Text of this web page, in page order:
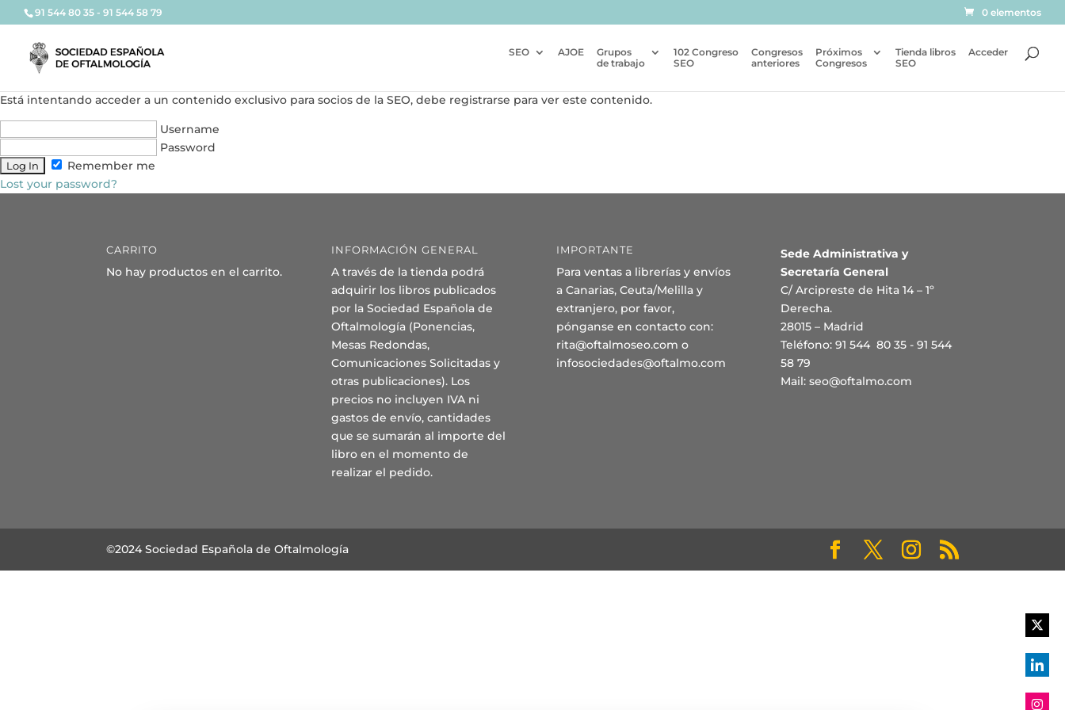
91 544 80 35 - 91 544 58 79 0 elementos
SEO AJOE
Grupos
de trabajo
102 Congreso
SEO
Congresos
anteriores
Próximos
Congresos
Tienda libros
SEO
Acceder
Está intentando acceder a un contenido exclusivo para socios de la SEO, debe registrarse para ver este contenido.
Username
Password
Remember me
Lost your password?
CARRITO
No hay productos en el carrito.
INFORMACIÓN GENERAL
A través de la tienda podrá
adquirir los libros publicados
por la Sociedad Española de
Oftalmología (Ponencias,
Mesas Redondas,
Comunicaciones Solicitadas y
otras publicaciones). Los
precios no incluyen IVA ni
gastos de envío, cantidades
que se sumarán al importe del
libro en el momento de
realizar el pedido.
IMPORTANTE
Para ventas a librerías y envíos
a Canarias, Ceuta/Melilla y
extranjero, por favor,
pónganse en contacto con:
rita@oftalmoseo.com o
infosociedades@oftalmo.com
Sede Administrativa y
Secretaría General
C/ Arcipreste de Hita 14 – 1º
Derecha.
28015 – Madrid
Teléfono: 91 544 80 35 - 91 544
58 79
Mail:seo@oftalmo.com
©2024 Sociedad Española de Oftalmología
on
Twitter
on